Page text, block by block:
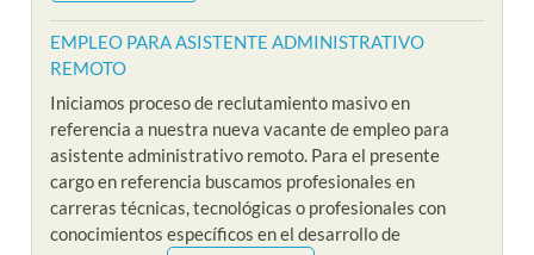
EMPLEO PARA ASISTENTE ADMINISTRATIVO
REMOTO
Iniciamos proceso de reclutamiento masivo en
referencia a nuestra nueva vacante de empleo para
asistente administrativo remoto. Para el presente
cargo en referencia buscamos profesionales en
carreras técnicas, tecnológicas o profesionales con
conocimientos específicos en el desarrollo de